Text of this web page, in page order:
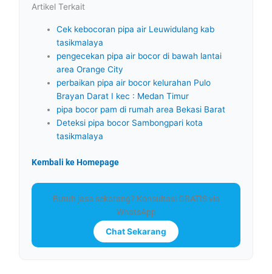
Artikel Terkait
Cek kebocoran pipa air Leuwidulang kab
tasikmalaya
pengecekan pipa air bocor di bawah lantai
area Orange City
perbaikan pipa air bocor kelurahan Pulo
Brayan Darat I kec : Medan Timur
pipa bocor pam di rumah area Bekasi Barat
Deteksi pipa bocor Sambongpari kota
tasikmalaya
Kembali ke Homepage
Butuh jasa sekarang? Konsultasi GRATIS via
WhatsApp
Chat Sekarang